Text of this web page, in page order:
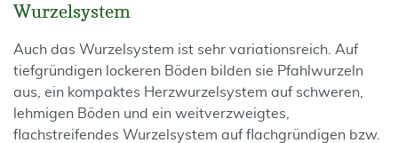
Wurzelsystem
Auch das Wurzelsystem ist sehr variationsreich. Auf
tiefgründigen lockeren Böden bilden sie Pfahlwurzeln
aus, ein kompaktes Herzwurzelsystem auf schweren,
lehmigen Böden und ein weitverzweigtes,
flachstreifendes Wurzelsystem auf flachgründigen bzw.